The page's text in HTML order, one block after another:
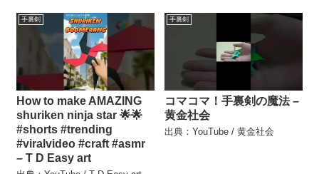
手裏剣
How to make AMAZING
shuriken ninja star 🌟🌟
#shorts #trending
#viralvideo #craft #asmr
– T D Easy art
手裏剣
コマコマ！手裏剣の魔法 –
黄金社会
出典：YouTube / 黄金社会